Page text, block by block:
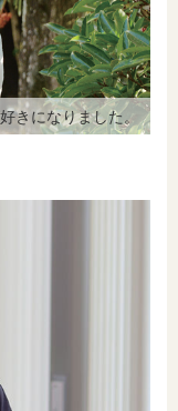
きになりました。